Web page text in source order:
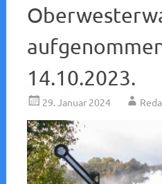
14.10.2023.
29. Januar 2024